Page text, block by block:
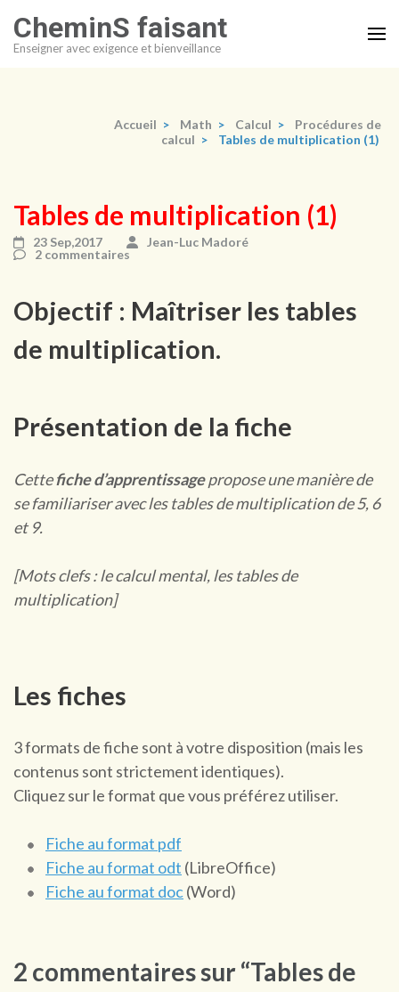
au
contenu
CheminS faisant
Enseigner avec exigence et bienveillance
Accueil > Math > Calcul >
Procédures de
calcul > Tables de multiplication (1)
Tables de multiplication (1)
23 Sep,2017
Jean-Luc Madoré
2 commentaires
Objectif : Maîtriser les tables
de multiplication.
Présentation de la fiche
Cettefiche d’apprentissagepropose une manière de
se familiariser avec les tables de multiplication de 5, 6
et 9.
[Mots clefs : le calcul mental, les tables de
multiplication]
Les fiches
3 formats de fiche sont à votre disposition (mais les
contenus sont strictement identiques).
Cliquez sur le format que vous préférez utiliser.
Fiche au format pdf
Fiche au format odt (LibreOffice)
Fiche au format doc(Word)
2 commentaires sur “Tables de